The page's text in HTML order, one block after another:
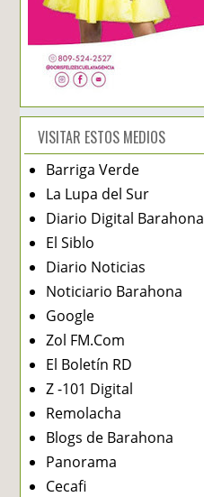
VISITAR ESTOS MEDIOS
Barriga Verde
La Lupa del Sur
Diario Digital Barahona
El Siblo
Diario Noticias
Noticiario Barahona
Google
Zol FM.Com
El Boletín RD
Z -101 Digital
Remolacha
Blogs de Barahona
Panorama
Cecafi